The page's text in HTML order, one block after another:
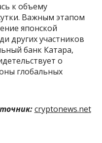
к объему
Важным этапом
японской
других участников
банк Катара,
о
глобальных
cryptonews.net